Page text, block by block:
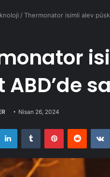
/Thermonator isimli alev
Nisan 26, 2024
LinkedInTumblr PinterestReddit